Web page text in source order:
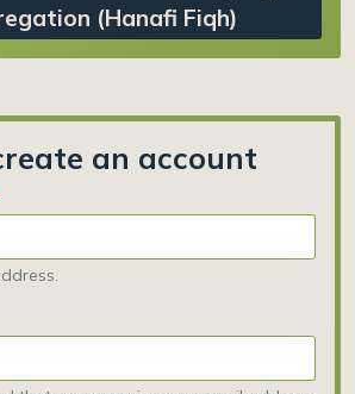
(Hanafi Fiqh)
an account